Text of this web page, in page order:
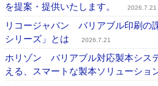
を提案・提供いたします。
2026.7.21
リコージャパン バリアブル印刷の
シリーズ」とは
2026.7.21
ホリゾン バリアブル対応製本シス
える、スマートな製本ソリューショ